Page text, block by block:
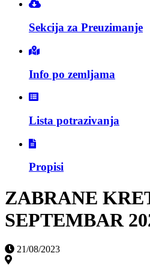
Sekcija za Preuzimanje
Info po zemljama
Lista potrazivanja
Propisi
ZABRANE
SEPTEMBAR
21/08/2023